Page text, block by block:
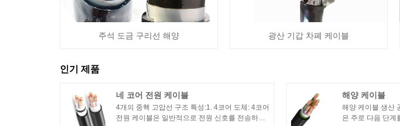
주석 도금 구리선 해양 광산 기갑 차폐 케이블
인기 제품
네 코어 전원 케이블
4개의 중핵 고압선 구조 특성:1. 4코어 도체: 4코어
전원 케이블은 일반적으로 전원 신호를 전송하기
해양 케이블
해양 케이블 생산
은 주로 다음 단계